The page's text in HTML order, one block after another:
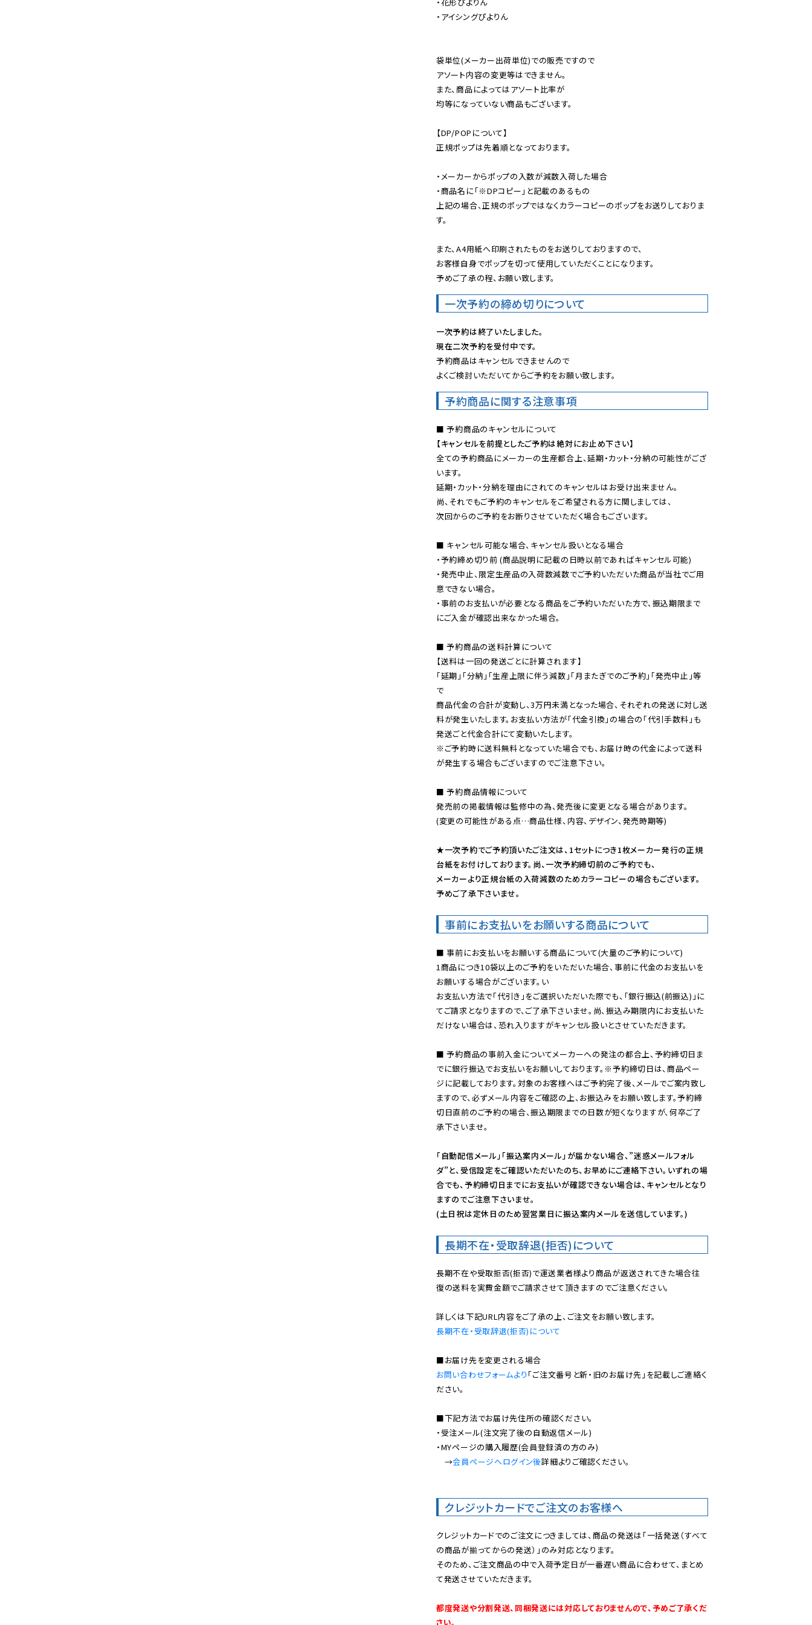
・アイシングぴよりん
袋単位(メーカー出荷単位)での販売ですので
アソート内容の変更等はできません。
また、商品によってはアソート比率が
均等になっていない商品もございます。
【DP/POPについて】
正規ポップは先着順となっております。
・メーカーからポップの入数が減数入荷した場合
・商品名に「※DPコピー」と記載のあるもの
上記の場合、正規のポップではなくカラーコピーのポップをお送りしておりま
す。
また、A4用紙へ印刷されたものをお送りしておりますので、
お客様自身でポップを切って使用していただくことになります。
予めご了承の程、お願い致します。
一次予約の締め切りについて
一次予約は終了いたしました。
現在二次予約を受付中です。
予約商品はキャンセルできませんので
よくご検討いただいてからご予約をお願い致します。
予約商品に関する注意事項
【キャンセルを前提としたご予約は絶対にお止め下さい】
全ての予約商品にメーカーの生産都合上、延期・カット・分納の可能性がござ
います。
延期・カット・分納を理由にされてのキャンセルはお受け出来ません。
尚、それでもご予約のキャンセルをご希望される方に関しましては、
次回からのご予約をお断りさせていただく場合もございます。
■ キャンセル可能な場合、キャンセル扱いとなる場合
・予約締め切り前 (商品説明に記載の日時以前であればキャンセル可能)
・発売中止、限定生産品の入荷数減数でご予約いただいた商品が当社でご用
意できない場合。
・事前のお支払いが必要となる商品をご予約いただいた方で、振込期限まで
にご入金が確認出来なかった場合。
■ 予約商品の送料計算について
【送料は一回の発送ごとに計算されます】
「延期」「分納」「生産上限に伴う減数」「月またぎでのご予約」「発売中止」等
で
商品代金の合計が変動し、3万円未満となった場合、それぞれの発送に対し送
料が発生いたします。お支払い方法が「代金引換」の場合の「代引手数料」も
※ご予約時に送料無料となっていた場合でも、お届け時の代金によって送料
が発生する場合もございますのでご注意下さい。
■ 予約商品情報について
発売前の掲載情報は監修中の為、発売後に変更となる場合があります。
(変更の可能性がある点…商品仕様、内容、デザイン、発売時期等)
★一次予約でご予約頂いたご注文は、1セットにつき1枚メーカー発行の正規
台紙をお付けしております。尚、一次予約締切前のご予約でも、
メーカーより正規台紙の入荷減数のためカラーコピーの場合もございます。
予めご了承下さいませ。
事前にお支払いをお願いする商品について
■ 事前にお支払いをお願いする商品について(大量のご予約について)
1商品につき10袋以上のご予約をいただいた場合、事前に代金のお支払いを
お願いする場合がございます。い
お支払い方法で「代引き」をご選択いただいた際でも、「銀行振込(前振込)」に
てご請求となりますので、ご了承下さいませ。尚、振込み期限内にお支払いた
だけない場合は、恐れ入りますがキャンセル扱いとさせていただきます。
■ 予約商品の事前入金についてメーカーへの発注の都合上、予約締切日ま
でに銀行振込でお支払いをお願いしております。※予約締切日は、商品ペー
ジに記載しております。対象のお客様へはご予約完了後、メールでご案内致し
ますので、必ずメール内容をご確認の上、お振込みをお願い致します。予約締
切日直前のご予約の場合、振込期限までの日数が短くなりますが、何卒ご了
承下さいませ。
「自動配信メール」「振込案内メール」が届かない場合、”迷惑メールフォル
ダ”と、受信設定をご確認いただいたのち、お早めにご連絡下さい。いずれの場
合でも、予約締切日までにお支払いが確認できない場合は、キャンセルとなり
ますのでご注意下さいませ。
(土日祝は定休日のため翌営業日に振込案内メールを送信しています。)
長期不在・受取辞退(拒否)について
長期不在や受取拒否(拒否)で運送業者様より商品が返送されてきた場合往
復の送料を実費金額でご請求させて頂きますのでご注意ください。
長期不在・受取辞退(拒否)について
お問い合わせフォームより 「ご注文番号と新・旧のお届け先」を記載しご連絡く
ださい。
■下記方法でお届け先住所の確認ください。
・受注メール(注文完了後の自動返信メール)
・MYページの購入履歴(会員登録済の方のみ)
→会員ページへログイン後詳細よりご確認ください。
クレジットカードでご注文のお客様へ
クレジットカードでのご注文につきましては、商品の発送は「一括発送（すべて
の商品が揃ってからの発送）」のみ対応となります。
そのため、ご注文商品の中で入荷予定日が一番遅い商品に合わせて、まとめ
て発送させていただきます。
都度発送や分割発送、同梱発送には対応しておりませんので、予めご了承くだ
さい。